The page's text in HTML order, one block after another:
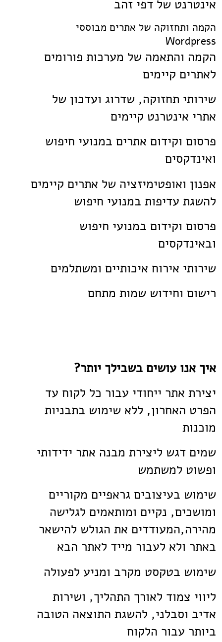
אינטרנט של דפי זהב
הקמה ותחזוקה של אתרים מבוססי
Wordpress
הקמה והתאמה של מערכות פורומים
לאתרים קיימים
שירותי תחזוקה, שדרוג ועדכון של
אתרי אינטרנט קיימים
פרסום וקידום אתרים במנועי חיפוש
ואינדקסים
אפנון ואופטימיזציה של אתרים קיימים
להשגת עדיפות במנועי חיפוש
פרסום וקידום במנועי חיפוש
ובאינדקסים
שירותי אירוח איכותיים ומשתלמים
רישום וחידוש שמות מתחם
איך אנו עושים בשבילך יותר?
יצירת אתר ייחודי עבור כל לקוח עד
הפרט האחרון, ללא שימוש בתבניות
מוכנות
שמים דגש ליצירת מבנה אתר ידידותי
ופשוט למשתמש
שימוש בעיצובים גראפיים מקוריים
ומושכים, נקיים ומותאמים לגלישה
מהירה,המעודדים את הגולש להישאר
באתר ולא לעבור מייד לאתר הבא
שימוש בטקסט מקרב ומניע לפעולה
ליווי צמוד לאורך התהליך, ושירות
אדיב וסבלני, להשגת התוצאה הטובה
ביותר עבור הלקוח